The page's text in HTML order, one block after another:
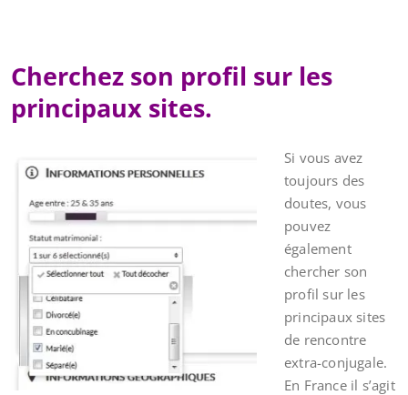
Cherchez son profil sur les
principaux sites.
Si vous avez
toujours des
doutes, vous
pouvez
également
chercher son
profil sur les
principaux sites
de rencontre
extra-conjugale.
En France il s’agit